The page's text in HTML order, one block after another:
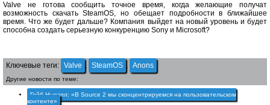
Valve не готова сообщить точное время, когда желающие получат
возможность скачать SteamOS, но обещает подробности в ближайшее
время. Что же будет дальше? Компания выйдет на новый уровень и будет
способна создать серьезную конкуренцию Sony и Microsoft?
Ключевые теги: Valve , SteamOS , Anons
Другие новости по теме:
Гейб Ньюэлл: «В Source 2 мы сконцентрируемся на пользовательском
контенте»